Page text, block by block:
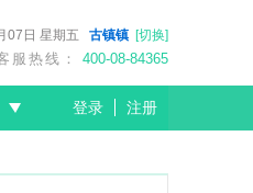
07日 星期五 古镇镇 [切换]
服热线： 400-08-84365
登录 注册